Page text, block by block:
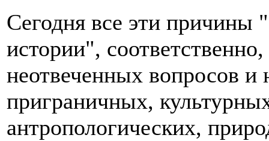
Сегодня все эти причины
истории",
неотвеченных вопросов
приграничных,
антропологических,